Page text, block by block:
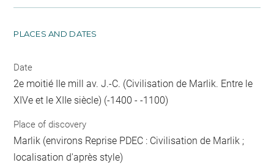
PLACES AND DATES
Date
2e moitié IIe mill av. J.-C. (Civilisation de Marlik. Entre le
XIVe et le XIIe siècle) (-1400 - -1100)
Place of discovery
Marlik (environs Reprise PDEC : Civilisation de Marlik ;
localisation d'après style)